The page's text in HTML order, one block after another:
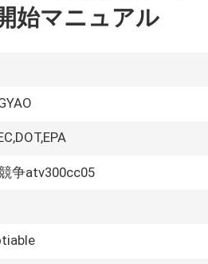
始マニュアル
争atv300cc05